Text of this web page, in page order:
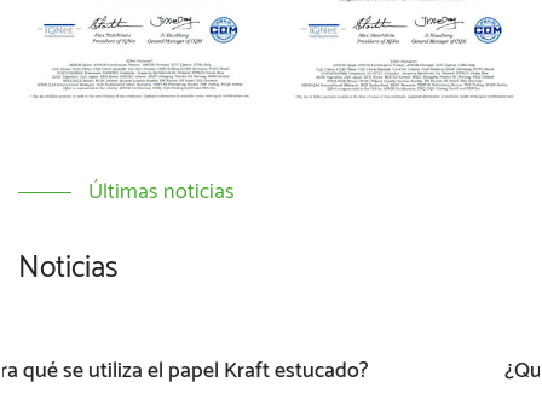
Últimas noticias
Noticias
¿Qué es el cartón blanco?